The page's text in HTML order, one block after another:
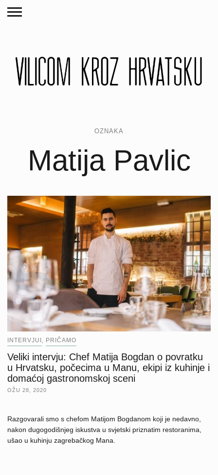
OZNAKA
Matija Pavlic
INTERVJUI PRIČAMO
Veliki intervju: Chef Matija Bogdan o povratku
u Hrvatsku, počecima u Manu, ekipi iz kuhinje i
domaćoj gastronomskoj sceni
OŽU 28, 2020
Razgovarali smo s chefom Matijom Bogdanom koji je nedavno,
nakon dugogodišnjeg iskustva u svjetski priznatim restoranima,
ušao u kuhinju zagrebačkog Mana.